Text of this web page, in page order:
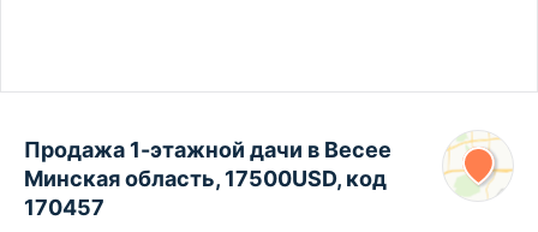
Продажа 1-этажной дачи в Весее
Минская область, 17500USD, код
170457